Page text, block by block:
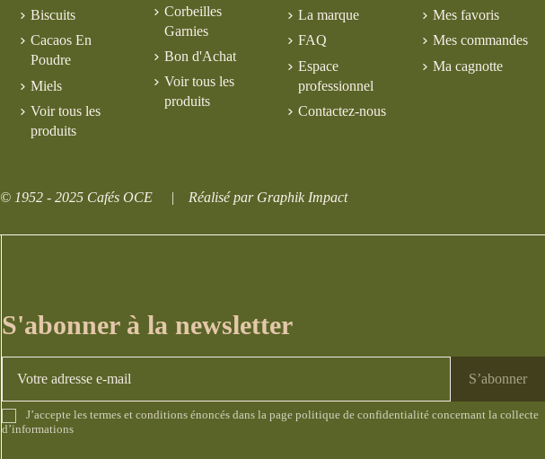
Biscuits
Cacaos En
Poudre
Miels
Voir tous les
produits
Corbeilles
Garnies
Bon d'Achat
Voir tous les
produits
La marque
FAQ
Espace
professionnel
Contactez-nous
Mes favoris
Mes commandes
Ma cagnotte
© 1952 - 2025 Cafés OCE| Réalisé par Graphik Impact
S'abonner à la newsletter
J’accepte les termes et conditionsénoncés dans la page politique de confidentialité concernant la collecte
d’informations